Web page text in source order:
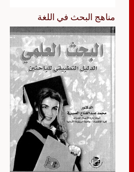
مناهج البحث في اللغة